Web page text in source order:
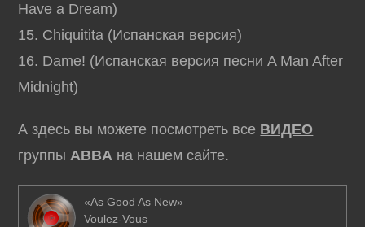
Have a Dream)
15. Chiquitita (Испанская версия)
16. Dame! (Испанская версия песни A Man After
Midnight)
А здесь вы можете посмотреть все ВИДЕО
группыABBA на нашем сайте.
«As Good As New»
Voulez-Vous